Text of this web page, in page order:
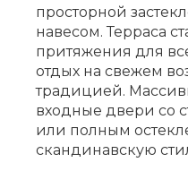
просторной
навесом. Терраса
притяжения для
отдых на свежем
традицией.
входные двери со
или полным
скандинавскую